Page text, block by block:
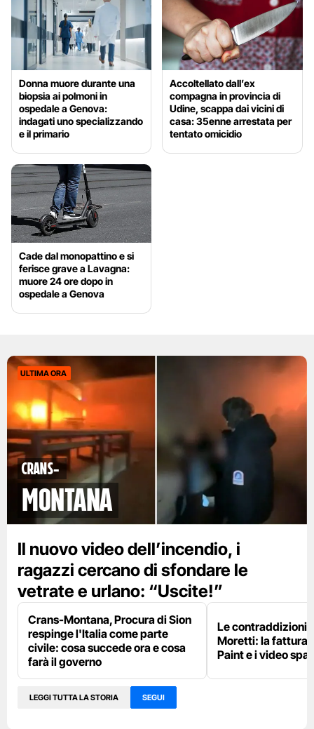
Donna muore durante una
biopsia ai polmoni in
ospedale a Genova:
indagati uno specializzando
e il primario
Accoltellato dall’ex
compagna in provincia di
Udine, scappa dai vicini di
casa: 35enne arrestata per
tentato omicidio
Cade dal monopattino e si
ferisce grave a Lavagna:
muore 24 ore dopo in
ospedale a Genova
ULTIMA ORA
Crans-
Montana
Il nuovo video dell’incendio, i
ragazzi cercano di sfondare le
vetrate e urlano: “Uscite!”
Crans-Montana, Procura di Sion
respinge l'Italia come parte
civile: cosa succede ora e cosa
farà il governo
Le contraddizioni
Moretti: la fattura
Paint e i video
LEGGI TUTTA LA STORIA SEGUI